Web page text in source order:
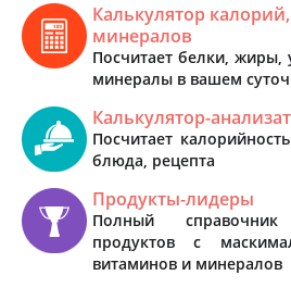
Калькулятор
минералов
Посчитает белки,
минералы в вашем
Калькулятор-
Посчитает
блюда, рецепта
Продукты-лидеры
Полный
продуктов с
витаминов и минералов